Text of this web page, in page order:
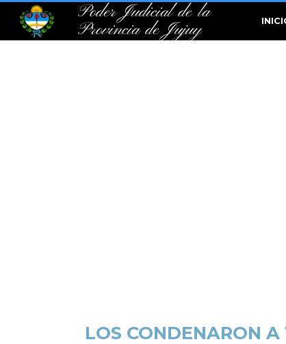
Poder Judicial de la
Provincia de Jujuy
LOS CONDENARON